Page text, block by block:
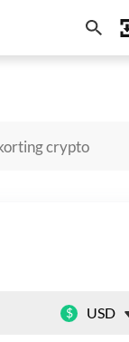
BNB
$